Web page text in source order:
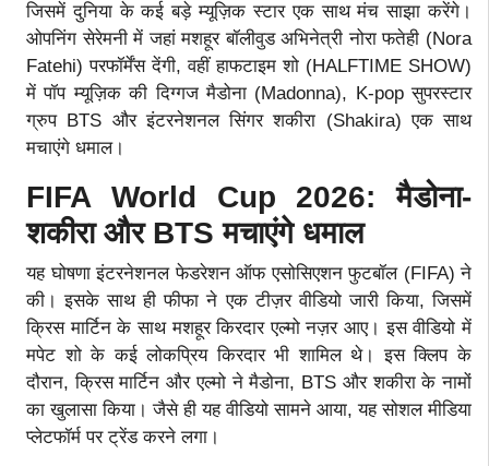
जिसमें दुनिया के कई बड़े म्यूज़िक स्टार एक साथ मंच साझा करेंगे।
ओपनिंग सेरेमनी में जहां मशहूर बॉलीवुड अभिनेत्री नोरा फतेही (Nora
Fatehi) परफॉर्मेंस देंगी, वहीं हाफटाइम शो (HALFTIME SHOW)
में पॉप म्यूज़िक की दिग्गज मैडोना (Madonna), K-pop सुपरस्टार
ग्रुप BTS और इंटरनेशनल सिंगर शकीरा (Shakira) एक साथ
मचाएंगे धमाल।
FIFA World Cup 2026: मैडोना-
शकीरा और BTS मचाएंगे धमाल
यह घोषणा इंटरनेशनल फेडरेशन ऑफ एसोसिएशन फुटबॉल (FIFA) ने
की। इसके साथ ही फीफा ने एक टीज़र वीडियो जारी किया, जिसमें
क्रिस मार्टिन के साथ मशहूर किरदार एल्मो नज़र आए। इस वीडियो में
मपेट शो के कई लोकप्रिय किरदार भी शामिल थे। इस क्लिप के
दौरान, क्रिस मार्टिन और एल्मो ने मैडोना, BTS और शकीरा के नामों
का खुलासा किया। जैसे ही यह वीडियो सामने आया, यह सोशल मीडिया
प्लेटफॉर्म पर ट्रेंड करने लगा।